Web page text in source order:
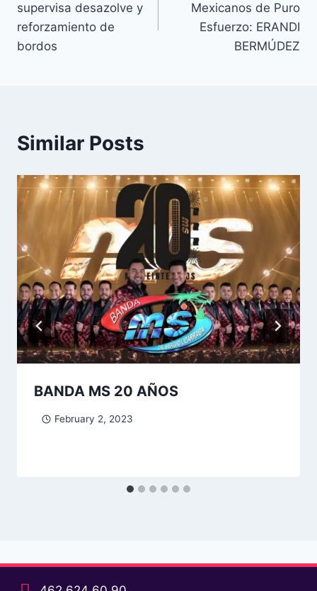
supervisa desazolve y
reforzamiento de
bordos
Mexicanos de Puro
Esfuerzo: ERANDI
BERMÚDEZ
Similar Posts
BANDA MS 20 AÑOS
February 2, 2023